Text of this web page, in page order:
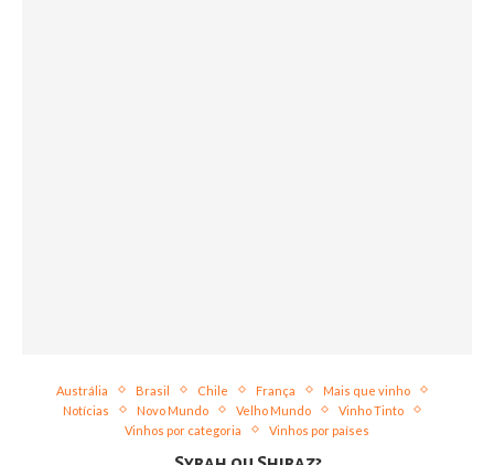
Austrália Brasil Chile França
Mais que vinho
Notícias
Novo Mundo Velho Mundo
Vinho Tinto
Vinhos por categoria
Vinhos por países